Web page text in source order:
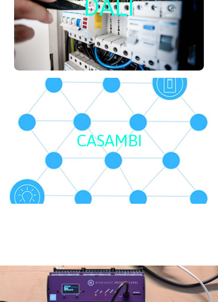
DALI
le plus utilisé.
Il offre de très nombreux avantages tant sur la
facilité de câblage, l’interopérabilité, et les
possibilités de configurations.
CASAMBI
CASAMBI
La technologie Bluetooth Mesh se développe dans
l’éclairage notamment avec la solution
Casambi
Elle permet la création d’un réseau sans fil.